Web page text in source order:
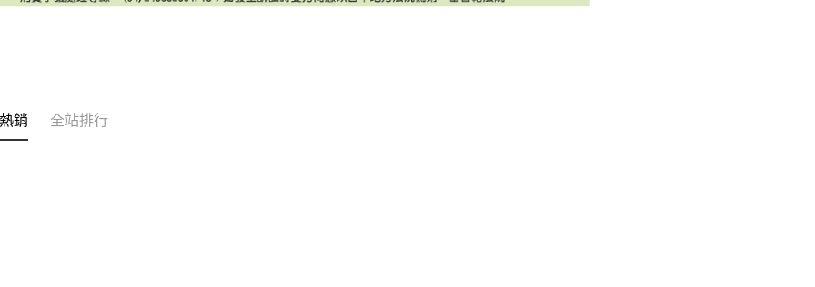
銷 全站排行